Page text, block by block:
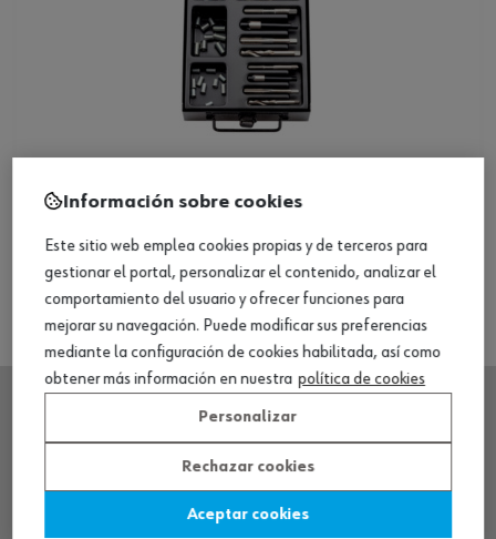
Ver producto
SEDE CENTRAL
CENTRO LOGÍSTICO / MUSEO
Información sobre cookies
Este sitio web emplea cookies propias y de terceros para
gestionar el portal, personalizar el contenido, analizar el
comportamiento del usuario y ofrecer funciones para
mejorar su navegación. Puede modificar sus preferencias
mediante la configuración de cookies habilitada, así como
obtener más información en nuestra política de cookies
Personalizar
Rechazar cookies
Aceptar cookies